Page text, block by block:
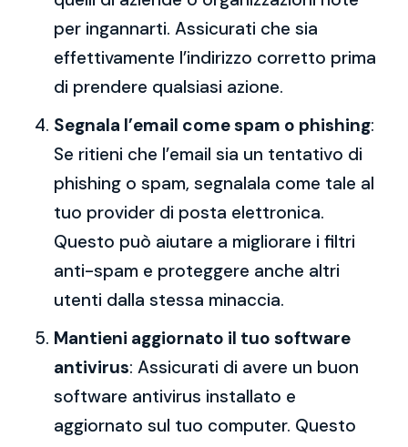
per ingannarti. Assicurati che sia
effettivamente l’indirizzo corretto prima
di prendere qualsiasi azione.
Segnala l’email come spam o phishing:
Se ritieni che l’email sia un tentativo di
phishing o spam, segnalala come tale al
tuo provider di posta elettronica.
Questo può aiutare a migliorare i filtri
anti-spam e proteggere anche altri
utenti dalla stessa minaccia.
Mantieni aggiornato il tuo software
antivirus: Assicurati di avere un buon
software antivirus installato e
aggiornato sul tuo computer. Questo